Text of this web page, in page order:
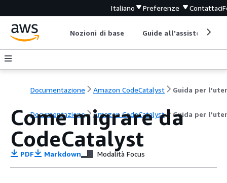
Italiano Preferenze Contattaci
Nozioni di base Guide all'assistenza
Documentazione Amazon CodeCatalyst Guida per
Documentazione Amazon CodeCatalyst Guida per
Come migrare da
CodeCatalyst
PDF Markdown Modalità Focus